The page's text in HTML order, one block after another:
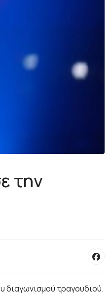
την
διαγωνισμού τραγουδιού.